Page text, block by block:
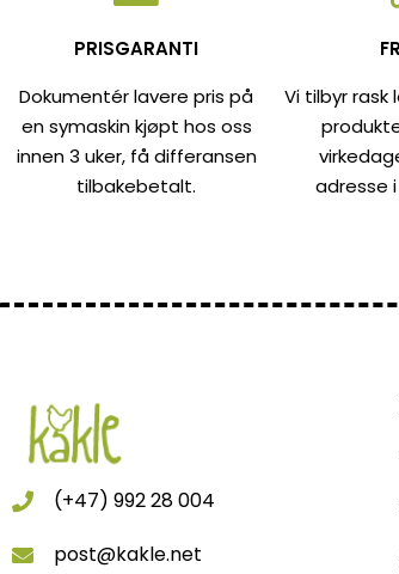
PRISGARANTI
Dokumentér lavere pris på
en symaskin kjøpt hos oss
innen 3 uker, få differansen
tilbakebetalt.
Vi tilbyr rask
adresse
(+47) 992 28 004
post@kakle.net